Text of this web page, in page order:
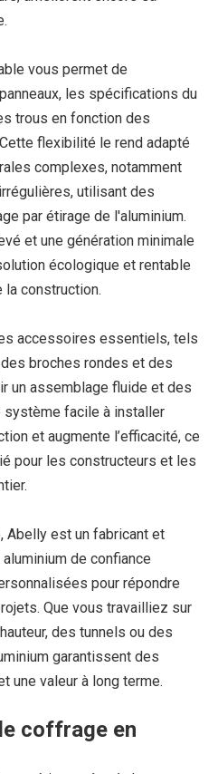
vous permet de
les spécifications du
trous en fonction des
flexibilité le rend adapté
complexes, notamment
utilisant des
par étirage de l'aluminium.
et une génération minimale
écologique et rentable
construction.
accessoires essentiels, tels
broches rondes et des
un assemblage fluide et des
facile à installer
et augmente l’efficacité, ce
pour les constructeurs et les
Abelly est un fabricant et
de confiance
pour répondre
Que vous travailliez sur
des tunnels ou des
garantissent des
une valeur à long terme.
coffrage en